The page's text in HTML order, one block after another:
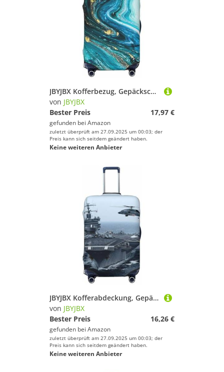
JBYJBX Kofferbezug, Gepäckschutz, waschbar, elastisch, modisch, Steinblau, Gold, Marmor-Druck, Schwarz, Large
von JBYJBX
Bester Preis
17,97 €
gefunden bei Amazon
zuletzt überprüft am 27.09.2025 um 00:03; der
Preis kann sich seitdem geändert haben.
Keine weiteren Anbieter
JBYJBX Kofferabdeckung, Gepäckschutz, waschbar, elastisch, modische Reiseausrüstungsabdeckung, Schwarz, Medium
von JBYJBX
Bester Preis
16,26 €
gefunden bei Amazon
zuletzt überprüft am 27.09.2025 um 00:03; der
Preis kann sich seitdem geändert haben.
Keine weiteren Anbieter